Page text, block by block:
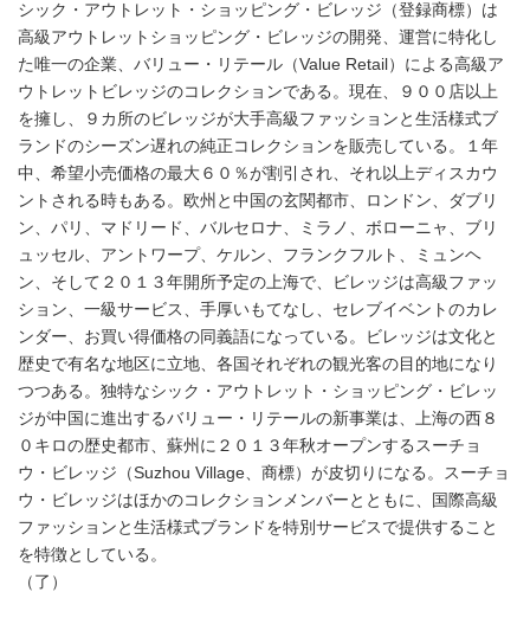
シック・アウトレット・ショッピング・ビレッジ（登録商標）は
高級アウトレットショッピング・ビレッジの開発、運営に特化し
た唯一の企業、バリュー・リテール（Value Retail）による高級ア
ウトレットビレッジのコレクションである。現在、９００店以上
を擁し、９カ所のビレッジが大手高級ファッションと生活様式ブ
ランドのシーズン遅れの純正コレクションを販売している。１年
中、希望小売価格の最大６０％が割引され、それ以上ディスカウ
ントされる時もある。欧州と中国の玄関都市、ロンドン、ダブリ
ン、パリ、マドリード、バルセロナ、ミラノ、ボローニャ、ブリ
ュッセル、アントワープ、ケルン、フランクフルト、ミュンヘ
ン、そして２０１３年開所予定の上海で、ビレッジは高級ファッ
ション、一級サービス、手厚いもてなし、セレブイベントのカレ
ンダー、お買い得価格の同義語になっている。ビレッジは文化と
歴史で有名な地区に立地、各国それぞれの観光客の目的地になり
つつある。独特なシック・アウトレット・ショッピング・ビレッ
ジが中国に進出するバリュー・リテールの新事業は、上海の西８
０キロの歴史都市、蘇州に２０１３年秋オープンするスーチョ
ウ・ビレッジ（Suzhou Village、商標）が皮切りになる。スーチョ
ウ・ビレッジはほかのコレクションメンバーとともに、国際高級
ファッションと生活様式ブランドを特別サービスで提供すること
を特徴としている。
（了）